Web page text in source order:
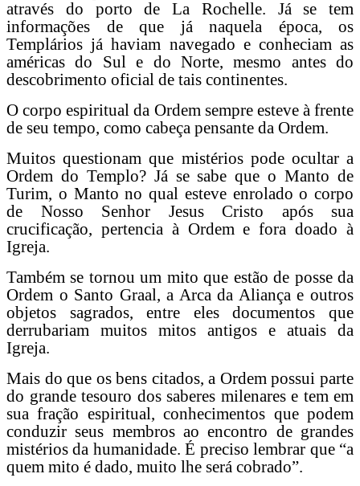
através do porto de La Rochelle. Já se tem
informações de que já naquela época, os
Templários já haviam navegado e conheciam as
américas do Sul e do Norte, mesmo antes do
descobrimento oficial de tais continentes.
O corpo espiritual da Ordem sempre esteve à frente
de seu tempo, como cabeça pensante da Ordem.
Muitos questionam que mistérios pode ocultar a
Ordem do Templo? Já se sabe que o Manto de
Turim, o Manto no qual esteve enrolado o corpo
de Nosso Senhor Jesus Cristo após sua
crucificação, pertencia à Ordem e fora doado à
Igreja.
Também se tornou um mito que estão de posse da
Ordem o Santo Graal, a Arca da Aliança e outros
objetos sagrados, entre eles documentos que
derrubariam muitos mitos antigos e atuais da
Igreja.
Mais do que os bens citados, a Ordem possui parte
do grande tesouro dos saberes milenares e tem em
sua fração espiritual, conhecimentos que podem
conduzir seus membros ao encontro de grandes
mistérios da humanidade. É preciso lembrar que “a
quem mito é dado, muito lhe será cobrado”.